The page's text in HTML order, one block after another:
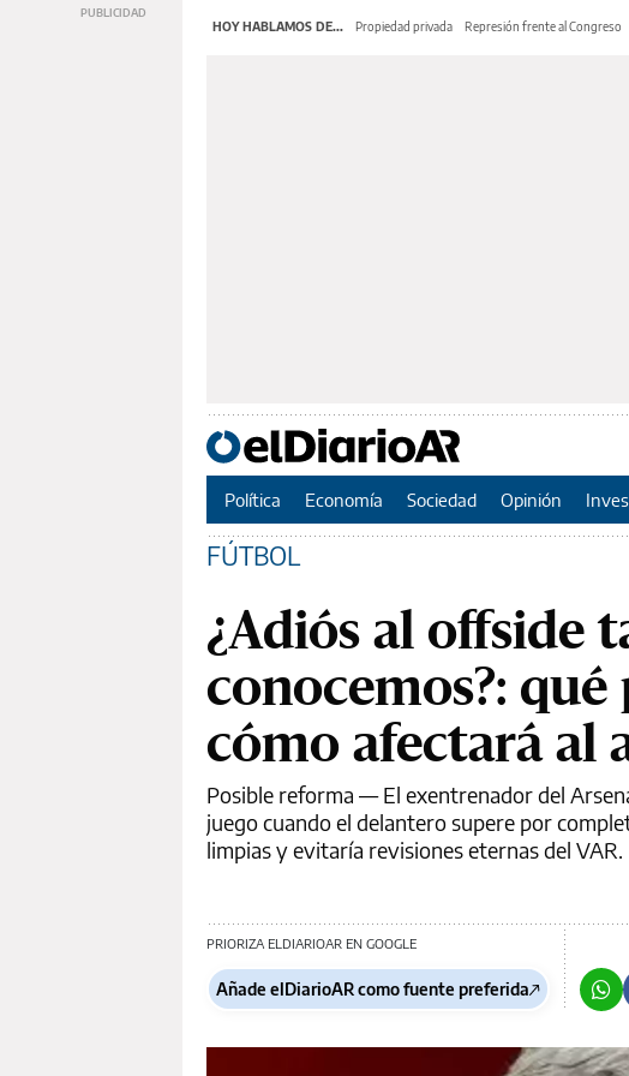
HOY HABLAMOS DE... Propiedad privada Represión frente al Congreso
Política Economía Sociedad Opinión
FÚTBOL
¿Adiós al offside
conocemos?:
cómo afectará al
Posible reforma — El exentrenador del
juego cuando el delantero supere por
limpias y evitaría revisiones eternas del VAR.
PRIORIZA ELDIARIOAR EN GOOGLE
Añade elDiarioAR como fuente preferida